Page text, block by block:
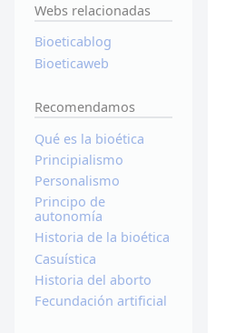
Webs relacionadas
Bioeticablog
Bioeticaweb
Recomendamos
Qué es la bioética
Principialismo
Personalismo
Principo de
autonomía
Historia de la bioética
Casuística
Historia del aborto
Fecundación artificial